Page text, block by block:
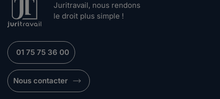
Juritravail, nous rendons
le droit plus simple !
01 75 75 36 00
Nous contacter